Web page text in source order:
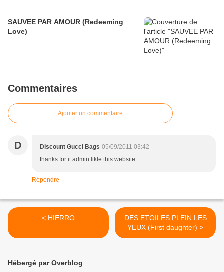
SAUVEE PAR AMOUR (Redeeming
Love)
Commentaires
Ajouter un commentaire
D Discount Gucci Bags 05/09/2011 03:42
thanks for it admin likle this website
Répondre
< HIERRO
DES ETOILES PLEIN LES
YEUX (First daughter) >
Hébergé par Overblog